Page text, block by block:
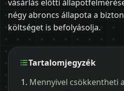
vásárlás előtti
négy abroncs állapota a
költséget is befolyásolja.
Tartalomjegyzék
Mennyivel csökkentheti